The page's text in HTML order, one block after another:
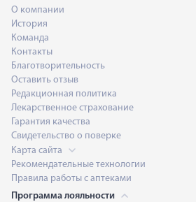
О компании
История
Команда
Контакты
Благотворительность
Оставить отзыв
Редакционная политика
Лекарственное страхование
Гарантия качества
Свидетельство о поверке
Карта сайта
Рекомендательные технологии
Правила работы с аптеками
Программа лояльности